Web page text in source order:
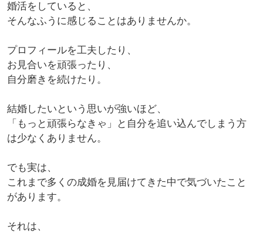
婚活をしていると、
そんなふうに感じることはありませんか。
プロフィールを工夫したり、
お見合いを頑張ったり、
自分磨きを続けたり。
結婚したいという思いが強いほど、
「もっと頑張らなきゃ」と自分を追い込んでしまう方
は少なくありません。
でも実は、
これまで多くの成婚を見届けてきた中で気づいたこと
があります。
それは、